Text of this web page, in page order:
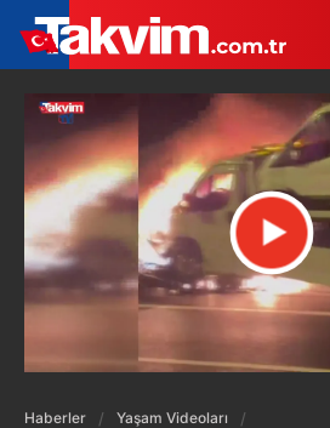
Haberler
Yaşam Videoları